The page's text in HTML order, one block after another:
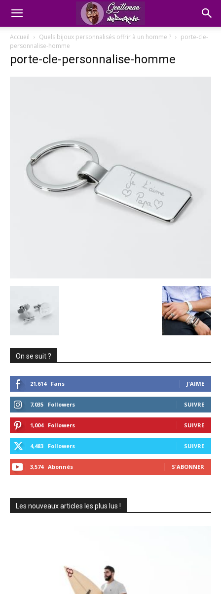
Accueil Quels bijoux personnalisés offrir à un homme ?
porte-cle-
personnalise-homme
porte-cle-personnalise-homme
On se suit ?
21,614 Fans J'AIME
7,035 Followers SUIVRE
1,004 Followers SUIVRE
4,483 Followers SUIVRE
3,574 Abonnés S'ABONNER
Les nouveaux articles les plus lus !